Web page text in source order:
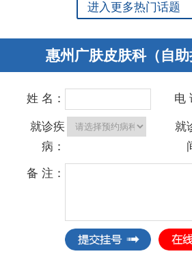
进入更多热门话
惠州广肤皮肤科（自助
姓 名： 电
就诊疾
病：
就
备 注：